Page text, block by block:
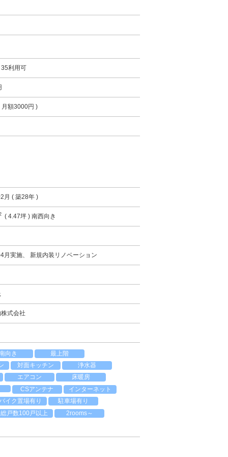
利用可
額3000円 )
月 ( 築28年 )
( 4.47坪 ) 南西向き
月実施、 新規内装リノベーション
式会社
向き
最上階
対面キッチン
浄水器
エアコン
床暖房
CSアンテナ
インターネット
イク置場有り
駐車場有り
総戸数100戸以上
2rooms～